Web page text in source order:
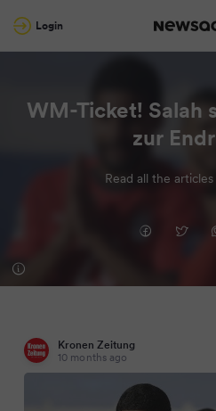
Login
WM-Ticket! Salah
zur
Read all the
Kronen Zeitung
10 months ago